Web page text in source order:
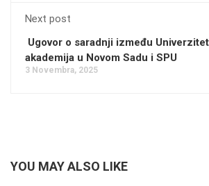
Next post
Ugovor o saradnji između
akademija u Novom Sadu i SPU
3 Novembra, 2025
YOU MAY ALSO LIKE